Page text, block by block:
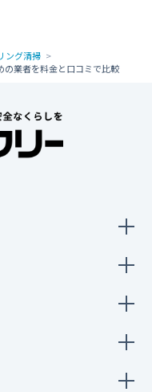
ング清掃
業者を料金と口コミで比較